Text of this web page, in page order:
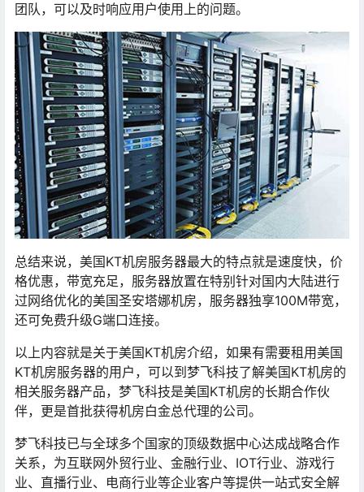
团队，可以及时响应用户使用上的问题。
总结来说，美国KT机房服务器最大的特点就是速度快，价
格优惠，带宽充足，服务器放置在特别针对国内大陆进行
过网络优化的美国圣安塔娜机房，服务器独享100M带宽，
还可免费升级G端口连接。
以上内容就是关于美国KT机房介绍，如果有需要租用美国
KT机房服务器的用户，可以到梦飞科技了解美国KT机房的
相关服务器产品，梦飞科技是美国KT机房的长期合作伙
伴，更是首批获得机房白金总代理的公司。
梦飞科技已与全球多个国家的顶级数据中心达成战略合作
关系，为互联网外贸行业、金融行业、IOT行业、游戏行
业、直播行业、电商行业等企业客户等提供一站式安全解